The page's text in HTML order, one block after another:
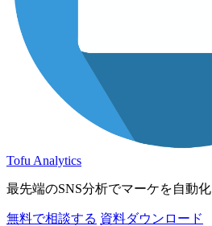
Tofu Analytics
最先端のSNS分析でマーケを自動化
無料で相談する 資料ダウンロード